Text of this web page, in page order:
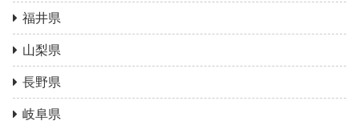
福井県
山梨県
長野県
岐阜県